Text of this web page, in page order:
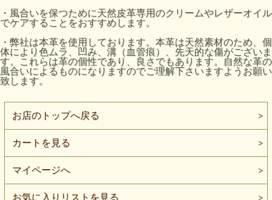
・風合いを保つために天然皮革専用のクリームやレザーオイル
でケアすることをおすすめします。
・弊社は本革を使用しております。本革は天然素材のため、個
体により色ムラ、凹み、溝（血管痕）、先天的な傷がございま
す。これらは革の個性であり、良さでもあります。自然な革の
風合いによるものになりますのでご理解下さいますようお願い
致します。
お店のトップへ戻る
カートを見る
マイページへ
お気に入りリストを見る